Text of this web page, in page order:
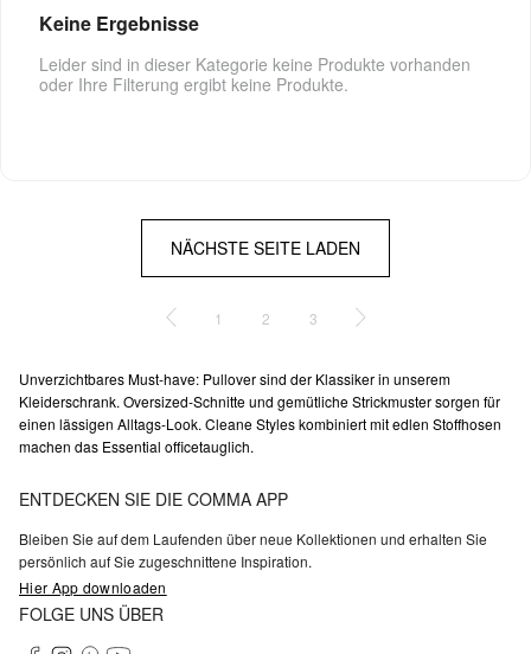
Keine Ergebnisse
Leider sind in dieser Kategorie keine Produkte vorhanden
oder Ihre Filterung ergibt keine Produkte.
NÄCHSTE SEITE LADEN
1 2 3
Unverzichtbares Must-have: Pullover sind der Klassiker in unserem
Kleiderschrank. Oversized-Schnitte und gemütliche Strickmuster sorgen für
einen lässigen Alltags-Look. Cleane Styles kombiniert mit edlen Stoffhosen
machen das Essential officetauglich.
ENTDECKEN SIE DIE COMMA APP
Bleiben Sie auf dem Laufenden über neue Kollektionen und erhalten Sie
persönlich auf Sie zugeschnittene Inspiration.
Hier App downloaden
FOLGE UNS ÜBER